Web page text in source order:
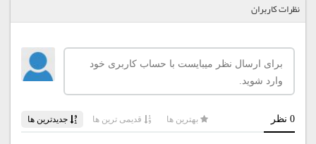
نظرات کاربران